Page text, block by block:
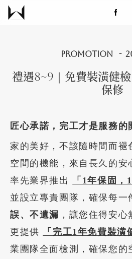
PROMOTION
禮遇8~9｜免費裝潢健
保修
匠心承諾，完工才是服務的
家的美好，不該隨時間而褪
空間的機能，來自長久的安
率先業界推出
「1年保固，
並設立專責團隊，確保每一
誤、不遺漏 ，讓您住得安
更提供
「完工1年免費裝潢
業團隊全面檢測，確保您的